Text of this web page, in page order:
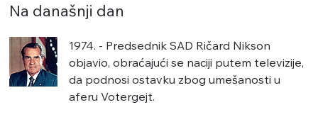
Na današnji dan
1974. - Predsednik SAD Ričard Nikson
objavio, obraćajući se naciji putem televizije,
da podnosi ostavku zbog umešanosti u
aferu Votergejt.